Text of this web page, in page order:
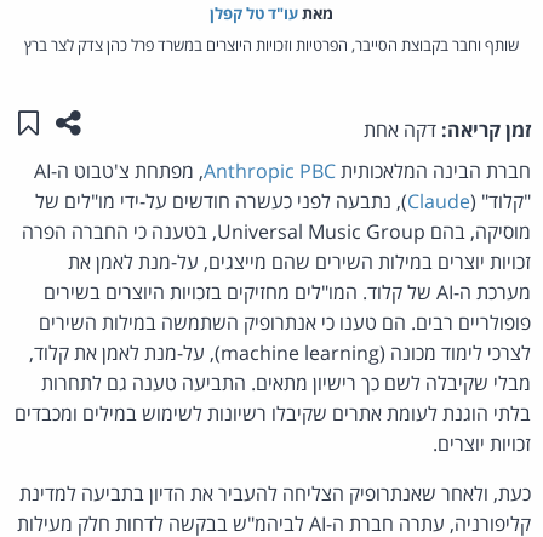
מאת‏עו"ד טל קפלן
שותף וחבר בקבוצת הסייבר, הפרטיות וזכויות היוצרים במשרד פרל כהן צדק לצר ברץ
זמן קריאה: דקה אחת שתפו
חברת הבינה המלאכותיתAnthropic PBC
, מפתחת צ'טבוט ה-AI
"קלוד" (Claude), נתבעה לפני כעשרה חודשים על-ידי מו"לים של
מוסיקה, בהם Universal Music Group, בטענה כי החברה הפרה
זכויות יוצרים במילות השירים שהם מייצגים, על-מנת לאמן את
מערכת ה-AI של קלוד. המו"לים מחזיקים בזכויות היוצרים בשירים
פופולריים רבים. הם טענו כי אנתרופיק השתמשה במילות השירים
לצרכי לימוד מכונה (machine learning), על-מנת לאמן את קלוד,
מבלי שקיבלה לשם כך רישיון מתאים. התביעה טענה גם לתחרות
בלתי הוגנת לעומת אתרים שקיבלו רשיונות לשימוש במילים ומכבדים
זכויות יוצרים.
כעת, ולאחר שאנתרופיק הצליחה להעביר את הדיון בתביעה למדינת
קליפורניה, עתרה חברת ה-AI לביהמ"ש בבקשה לדחות חלק מעילות